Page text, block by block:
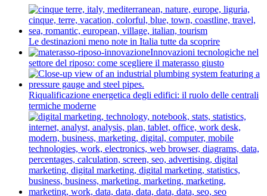
Le destinazioni meno note in Italia tutte da scoprire
Innovazioni tecnologiche nel
settore del riposo: come scegliere il materasso giusto
Riqualificazione energetica degli edifici: il ruolo delle centrali
termiche moderne